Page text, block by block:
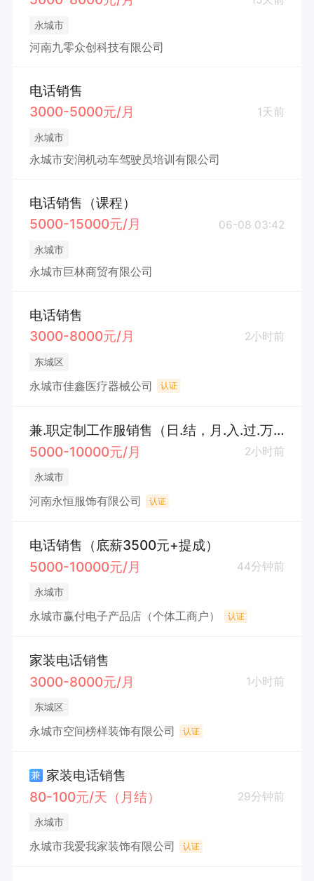
永城市
河南九零众创科技有限公司
电话销售
3000-5000元/月
1天前
永城市
永城市安润机动车驾驶员培训有限公司
电话销售（课程）
5000-15000元/月
06-08 03:42
永城市
永城市巨林商贸有限公司
电话销售
3000-8000元/月
2小时前
东城区
永城市佳鑫医疗器械公司 认证
兼.职定制工作服销售（日.结，月.入.过.万，公司提供客户）
5000-10000元/月
2小时前
永城市
河南永恒服饰有限公司 认证
电话销售（底薪3500元+提成）
5000-10000元/月
44分钟前
永城市
永城市赢付电子产品店（个体工商户） 认证
家装电话销售
3000-8000元/月
1小时前
东城区
永城市空间榜样装饰有限公司 认证
兼 家装电话销售
80-100元/天（月结）
29分钟前
永城市
永城市我爱我家装饰有限公司 认证